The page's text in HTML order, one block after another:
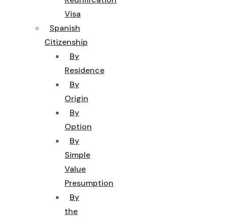
Visa
Spanish
Citizenship
By
Residence
By
Origin
By
Option
By
Simple
Value
Presumption
By
the